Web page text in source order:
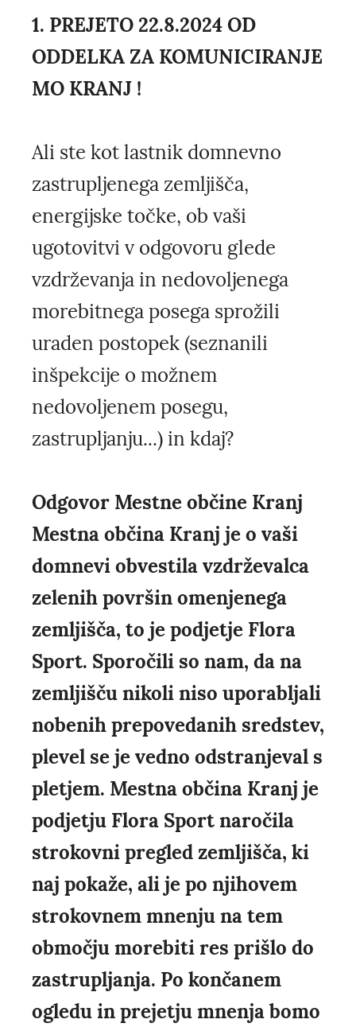
1. PREJETO 22.8.2024 OD
ODDELKA ZA KOMUNICIRANJE
MO KRANJ !
Ali ste kot lastnik domnevno
zastrupljenega zemljišča,
energijske točke, ob vaši
ugotovitvi v odgovoru glede
vzdrževanja in nedovoljenega
morebitnega posega sprožili
uraden postopek (seznanili
inšpekcije o možnem
nedovoljenem posegu,
zastrupljanju...) in kdaj?
Odgovor Mestne občine Kranj
Mestna občina Kranj je o vaši
domnevi obvestila vzdrževalca
zelenih površin omenjenega
zemljišča, to je podjetje Flora
Sport. Sporočili so nam, da na
zemljišču nikoli niso uporabljali
nobenih prepovedanih sredstev,
plevel se je vedno odstranjeval s
pletjem. Mestna občina Kranj je
podjetju Flora Sport naročila
strokovni pregled zemljišča, ki
naj pokaže, ali je po njihovem
strokovnem mnenju na tem
območju morebiti res prišlo do
zastrupljanja. Po končanem
ogledu in prejetju mnenja bomo